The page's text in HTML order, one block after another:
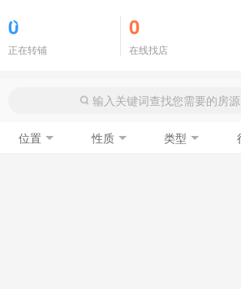
0
正在转铺
0
在线找店
位置 性质 类型